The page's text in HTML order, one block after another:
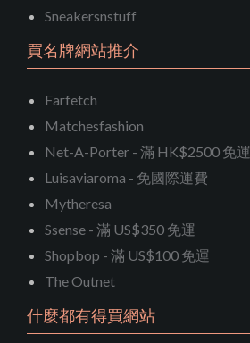
Sneakersnstuff
買名牌網站推介
Farfetch
Matchesfashion
Net-A-Porter - 滿 HK$2500 免運
Luisaviaroma - 免國際運費
Mytheresa
Ssense - 滿 US$350 免運
Shopbop - 滿 US$100 免運
The Outnet
什麼都有得買網站